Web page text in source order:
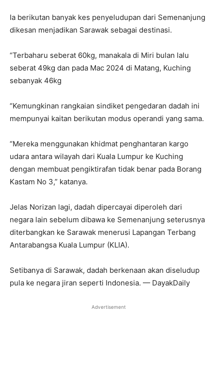
Ia berikutan banyak kes penyeludupan dari Semenanjung
dikesan menjadikan Sarawak sebagai destinasi.
“Terbaharu seberat 60kg, manakala di Miri bulan lalu
seberat 49kg dan pada Mac 2024 di Matang, Kuching
sebanyak 46kg
“Kemungkinan rangkaian sindiket pengedaran dadah ini
mempunyai kaitan berikutan modus operandi yang sama.
“Mereka menggunakan khidmat penghantaran kargo
udara antara wilayah dari Kuala Lumpur ke Kuching
dengan membuat pengiktirafan tidak benar pada Borang
Kastam No 3,” katanya.
Jelas Norizan lagi, dadah dipercayai diperoleh dari
negara lain sebelum dibawa ke Semenanjung seterusnya
diterbangkan ke Sarawak menerusi Lapangan Terbang
Antarabangsa Kuala Lumpur (KLIA).
Setibanya di Sarawak, dadah berkenaan akan diseludup
pula ke negara jiran seperti Indonesia. — DayakDaily
Advertisement